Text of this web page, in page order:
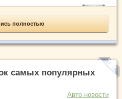
полностью
самых популярных
Авто новости